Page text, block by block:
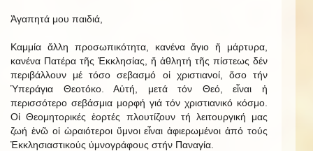
Ἀγαπητά μου παιδιά,
Καμμία ἄλλη προσωπικότητα, κανένα ἅγιο ἤ μάρτυρα,
κανένα Πατέρα τῆς Ἐκκλησίας, ἤ ἀθλητή τῆς πίστεως δέν
περιβάλλουν μέ τόσο σεβασμό οἱ χριστιανοί, ὅσο τήν
Ὑπεράγια Θεοτόκο. Αὐτή, μετά τόν Θεό, εἶναι ἡ
περισσότερο σεβάσμια μορφή γιά τόν χριστιανικό κόσμο.
Οἱ Θεομητορικές ἑορτές πλουτίζουν τή λειτουργική μας
ζωή ἐνῶ οἱ ὡραιότεροι ὕμνοι εἶναι ἀφιερωμένοι ἀπό τούς
Ἐκκλησιαστικούς ὑμνογράφους στήν Παναγία.